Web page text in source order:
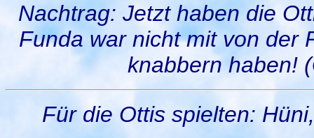
Nachtrag: Jetzt haben die
Funda war nicht mit von der
knabbern haben!
Für die Ottis spielten: